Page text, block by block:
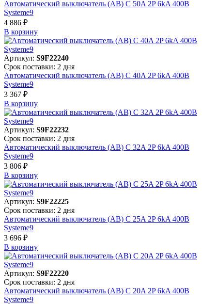
Автоматический выключатель (АВ) C 50A 2P 6kA 400В
Systeme9
4 886 ₽
В корзинy
Артикул: S9F22240
Срок поставки: 2 дня
Автоматический выключатель (АВ) C 40A 2P 6kA 400В
Systeme9
3 367 ₽
В корзинy
Артикул: S9F22232
Срок поставки: 2 дня
Автоматический выключатель (АВ) C 32A 2P 6kA 400В
Systeme9
3 806 ₽
В корзинy
Артикул: S9F22225
Срок поставки: 2 дня
Автоматический выключатель (АВ) C 25A 2P 6kA 400В
Systeme9
3 696 ₽
В корзинy
Артикул: S9F22220
Срок поставки: 2 дня
Автоматический выключатель (АВ) C 20A 2P 6kA 400В
Systeme9